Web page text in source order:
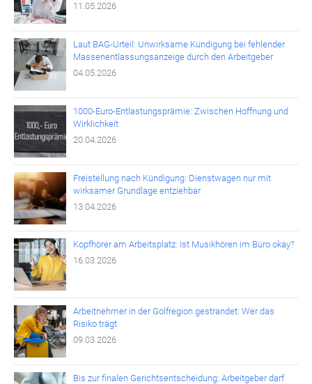
11.05.2026
Laut BAG-Urteil: Unwirksame Kündigung bei fehlender
Massenentlassungsanzeige durch den Arbeitgeber
04.05.2026
1000-Euro-Entlastungsprämie: Zwischen Hoffnung und
Wirklichkeit
20.04.2026
Freistellung nach Kündigung: Dienstwagen nur mit
wirksamer Grundlage entziehbar
13.04.2026
Kopfhörer am Arbeitsplatz: Ist Musikhören im Büro okay?
16.03.2026
Arbeitnehmer in der Golfregion gestrandet: Wer das
Risiko trägt
09.03.2026
Bis zur finalen Gerichtsentscheidung: Arbeitgeber darf